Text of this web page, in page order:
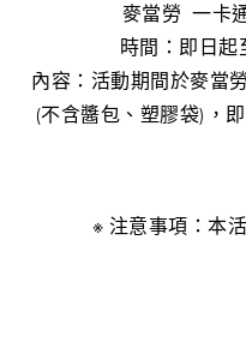
麥當勞 一卡
時間：即日
內容：活動期間於麥當
(不含醬包、塑膠袋)，
※ 注意事項：本